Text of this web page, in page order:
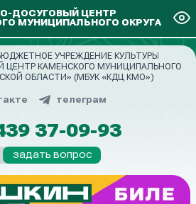
ДОСУГОВЫЙ ЦЕНТР
МУНИЦИПАЛЬНОГО ОКРУГА
УЧРЕЖДЕНИЕ КУЛЬТУРЫ
ЦЕНТР КАМЕНСКОГО МУНИЦИПАЛЬНОГО
ОБЛАСТИ» (МБУК «КДЦ КМО»)
телеграм
37-09-93
задать вопрос